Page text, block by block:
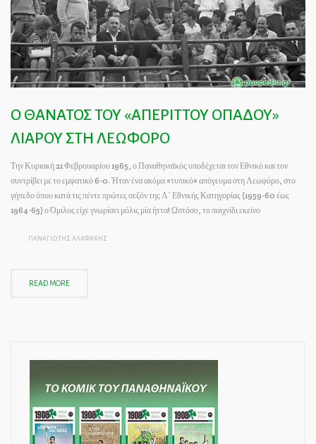
Ο ΘΑΝΑΤΟΣ ΤΟΥ «ΑΠΕΡΙΤΤΟΥ ΟΠΑΔΟΥ»
ΛΙΑΡΟΥ ΣΤΗ ΛΕΩΦΟΡΟ
Την Κυριακή 21 Φεβρουαρίου 1965, ο Παναθηναϊκός υποδέχεται τον Εθνικό και τον
συντρίβει με το εμφατικό 6-0. Ήταν ένα ακόμα «τυπικό» απόγευμα στη Λεωφόρο, στο
γήπεδο όπου κατά τις πέντε πρώτες σεζόν της Α΄ Εθνικής Κατηγορίας (1959-60 έως
1964-65) ο Όμιλος είχε γνωρίσει μόλις μία ήττα! Ωστόσο, το παιχνίδι εκείνο
ΠΑΝΑΓΙΩΤΗΣ ΑΛΑΦΑΚΗΣ
READ MORE